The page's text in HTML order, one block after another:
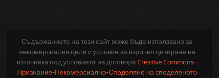
Съдържанието на този сайт може бъде използвано за
некомерсиални цели с условие за изрично цитиране на
източника под условията на договора Creative Commons -
Признание-Некомерсиално-Споделяне на споделеното